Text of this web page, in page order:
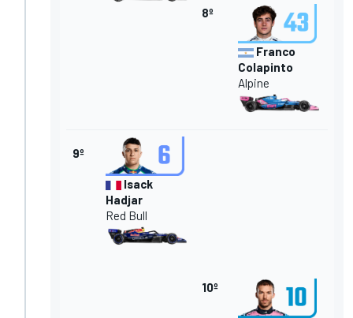
8º
Franco
Colapinto
Alpine
9º
Isack
Hadjar
Red Bull
10º